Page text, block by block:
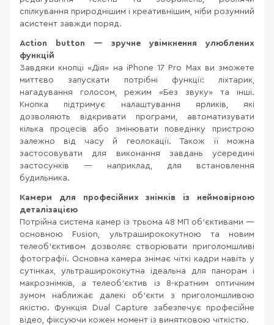
спілкування природнішим і креативнішим, ніби розумний
асистент завжди поряд.
Action button — зручне увімкнення улюблених
функцій
Завдяки кнопці «Дія» на iPhone 17 Pro Max ви зможете
миттєво запускати потрібні функції: ліхтарик,
нагадування голосом, режим «Без звуку» та інші.
Кнопка підтримує налаштування ярликів, які
дозволяють відкривати програми, автоматизувати
кілька процесів або змінювати поведінку пристрою
залежно від часу й геолокації. Також її можна
застосовувати для виконання завдань усередині
застосунків — наприклад, для встановлення
будильника.
Камери для професійних знімків із неймовірною
деталізацією
Потрійна система камер із трьома 48 МП об’єктивами —
основною Fusion, ультраширококутною та новим
телеоб’єктивом дозволяє створювати приголомшливі
фотографії. Основна камера знімає чіткі кадри навіть у
сутінках, ультраширококутна ідеальна для панорам і
макрознімків, а телеоб’єктив із 8-кратним оптичним
зумом наближає далекі об’єкти з приголомшливою
якістю. Функція Dual Capture забезпечує професійне
відео, фіксуючи кожен момент із винятковою чіткістю.